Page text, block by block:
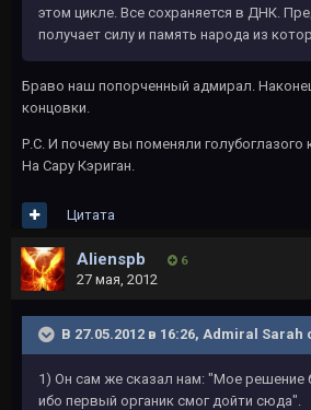
этом цикле. Все сохраняется в ДНК.
получает силу и память народа из
Браво наш попорченный адмирал.
концовки.
Р.С. И почему вы поменяли голубоглазого
На Сару Кэриган.
Цитата
Alienspb 6
27 мая, 2012
В 27.05.2012 в 16:26, Admiral Sarah
1) Он сам же сказал нам: "Мое решение
ибо первый органик смог дойти сюда".